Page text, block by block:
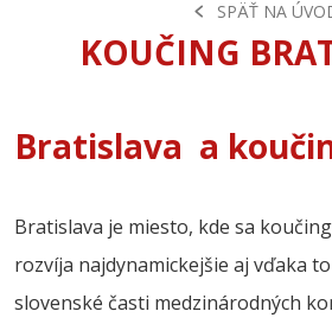
SPÄŤ NA
KOUČING
Bratislava a
Bratislava je miesto, kde sa
rozvíja najdynamickejšie aj vďaka
slovenské časti medzinárodných